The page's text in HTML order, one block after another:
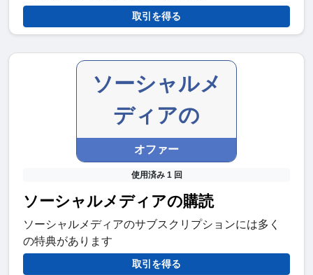
取引を得る
ソーシャルメ
ディアの
オファー
使用済み 1 回
ソーシャルメディアの購読
ソーシャルメディアのサブスクリプションには多く
の特典があります
取引を得る